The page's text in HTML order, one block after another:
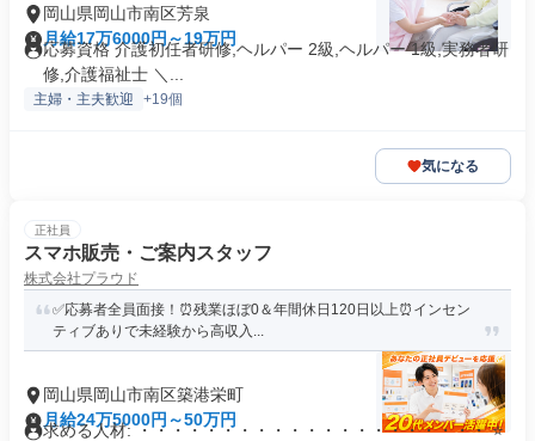
岡山県岡山市南区芳泉
月給17万6000円～19万円
応募資格 介護初任者研修,ヘルパー 2級,ヘルパー 1級,実務者研
修,介護福祉士 ＼...
主婦・主夫歓迎 +19個
気になる
正社員
スマホ販売・ご案内スタッフ
株式会社プラウド
✅応募者全員面接！⏰残業ほぼ0＆年間休日120日以上⏰インセン
ティブありで未経験から高収入...
岡山県岡山市南区築港栄町
月給24万5000円～50万円
求める人材: ・・・・・・・・・・・・・・・・・・・・・ ⭐